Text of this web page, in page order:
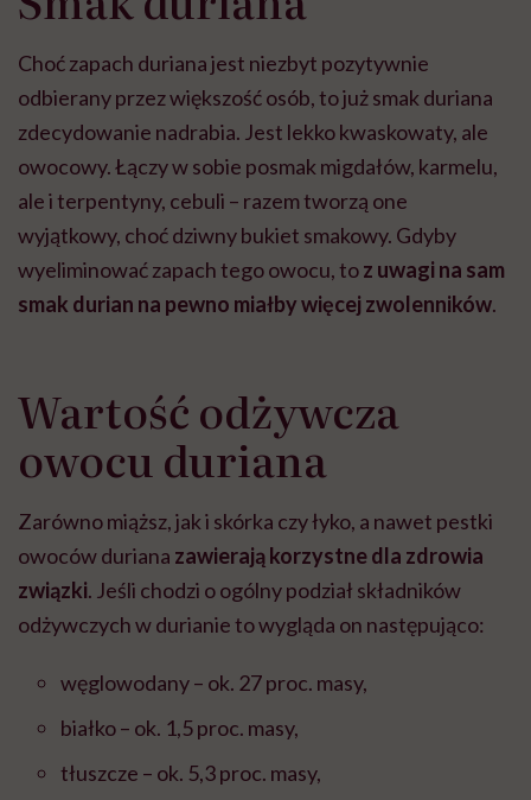
Choć zapach duriana jest niezbyt pozytywnie
odbierany przez większość osób, to już smak duriana
zdecydowanie nadrabia. Jest lekko kwaskowaty, ale
owocowy. Łączy w sobie posmak migdałów, karmelu,
ale i terpentyny, cebuli – razem tworzą one
wyjątkowy, choć dziwny bukiet smakowy. Gdyby
wyeliminować zapach tego owocu, toz uwagi na sam
smak durian na pewno miałby więcej zwolenników.
Wartość odżywcza
owocu duriana
Zarówno miąższ, jak i skórka czy łyko, a nawet pestki
owoców duriana zawierają korzystne dla zdrowia
związki. Jeśli chodzi o ogólny podział składników
odżywczych w durianie to wygląda on następująco:
węglowodany – ok. 27 proc. masy,
białko – ok. 1,5 proc. masy,
tłuszcze – ok. 5,3 proc. masy,